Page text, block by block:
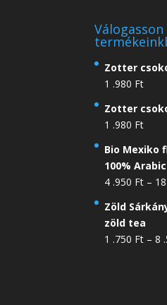
Válogasson
Zotter
1 .980 Ft
Zotter
1 .980 Ft
Bio Mexiko
100%
4 .950 Ft –
Zöld
zöld tea
1 .750 Ft – 8